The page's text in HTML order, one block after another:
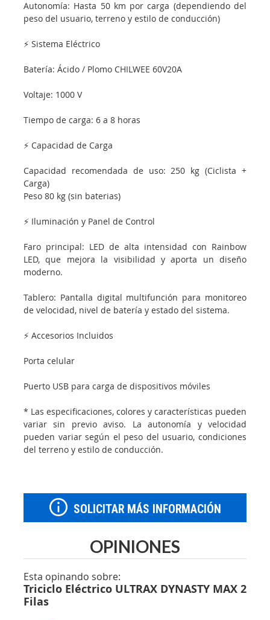
Autonomía: Hasta 50 km por carga (dependiendo del
peso del usuario, terreno y estilo de conducción)
⚡ Sistema Eléctrico
Batería: Ácido / Plomo CHILWEE 60V20A
Voltaje: 1000 V
Tiempo de carga: 6 a 8 horas
⚡ Capacidad de Carga
Capacidad recomendada de uso: 250 kg (Ciclista +
Carga)
Peso 80 kg (sin baterias)
⚡ Iluminación y Panel de Control
Faro principal: LED de alta intensidad con Rainbow
LED, que mejora la visibilidad y aporta un diseño
moderno.
Tablero: Pantalla digital multifunción para monitoreo
de velocidad, nivel de batería y estado del sistema.
⚡ Accesorios Incluidos
Porta celular
Puerto USB para carga de dispositivos móviles
* Las especificaciones, colores y características pueden
variar sin previo aviso. La autonomía y velocidad
pueden variar según el peso del usuario, condiciones
del terreno y estilo de conducción.
SOLICITAR MÁS INFORMACIÓN
OPINIONES
Esta opinando sobre:
Triciclo Eléctrico ULTRAX DYNASTY MAX 2
Filas